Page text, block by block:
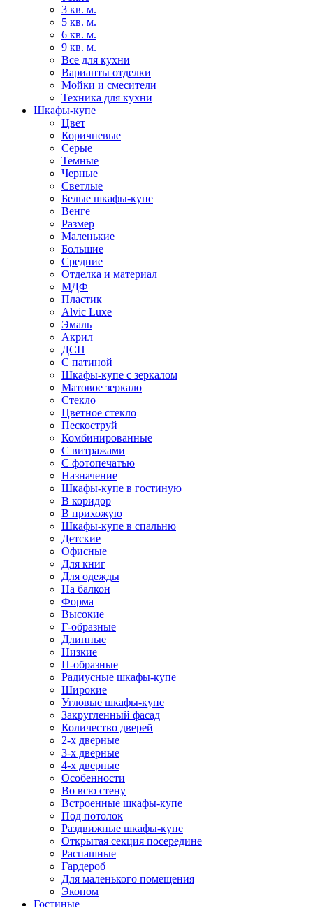
3 кв. м.
5 кв. м.
6 кв. м.
9 кв. м.
Все для кухни
Варианты отделки
Мойки и смесители
Техника для кухни
Шкафы-купе
Цвет
Коричневые
Серые
Темные
Черные
Светлые
Белые шкафы-купе
Венге
Размер
Маленькие
Большие
Средние
Отделка и материал
МДФ
Пластик
Alvic Luxe
Эмаль
Акрил
ДСП
С патиной
Шкафы-купе с зеркалом
Матовое зеркало
Стекло
Цветное стекло
Пескоструй
Комбинированные
С витражами
С фотопечатью
Назначение
Шкафы-купе в гостиную
В коридор
В прихожую
Шкафы-купе в спальню
Детские
Офисные
Для книг
Для одежды
На балкон
Форма
Высокие
Г-образные
Длинные
Низкие
П-образные
Радиусные шкафы-купе
Широкие
Угловые шкафы-купе
Закругленный фасад
Количество дверей
2-х дверные
3-х дверные
4-х дверные
Особенности
Во всю стену
Встроенные шкафы-купе
Под потолок
Раздвижные шкафы-купе
Открытая секция посередине
Распашные
Гардероб
Для маленького помещения
Эконом
Гостиные